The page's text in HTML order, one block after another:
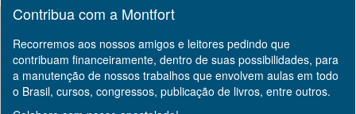
Contribua com a Montfort
Recorremos aos nossos amigos e leitores pedindo que
contribuam financeiramente, dentro de suas possibilidades, para
a manutenção de nossos trabalhos que envolvem aulas em todo
o Brasil, cursos, congressos, publicação de livros, entre outros.